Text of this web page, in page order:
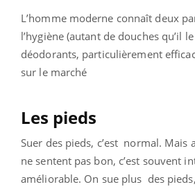
L’homme moderne connaît deux
l’hygiène (autant de douches qu’il
déodorants, particulièrement
sur le marché
Les pieds
Suer des pieds, c’est normal. Mais
ne sentent pas bon, c’est souvent
améliorable. On sue plus des